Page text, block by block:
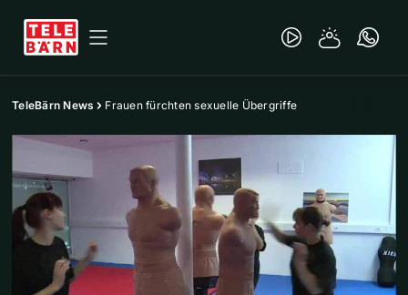
TeleBärn News Frauen fürchten sexuelle Übergriffe